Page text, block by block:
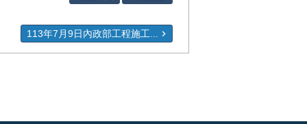
113年7月9日內政部工程施工...